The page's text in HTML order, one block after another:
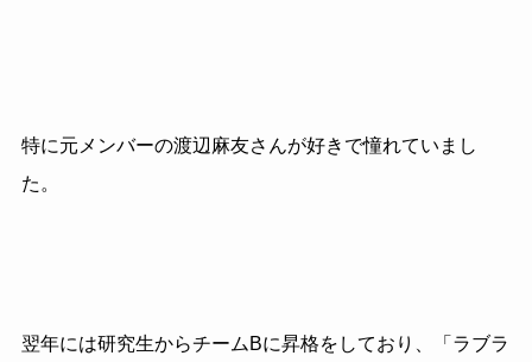
特に元メンバーの渡辺麻友さんが好きで憧れていまし
た。
翌年には研究生からチームBに昇格をしており、「ラブラ